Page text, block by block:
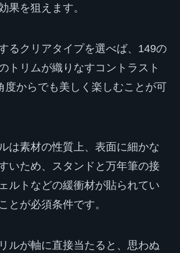
果を狙えます。
るクリアタイプを選べば、149の
トリムが織りなすコントラスト
度からでも美しく楽しむことが可
は素材の性質上、表面に細かな
いため、スタンドと万年筆の接
ルトなどの緩衝材が貼られてい
とが必須条件です。
ルが軸に直接当たると、思わぬ